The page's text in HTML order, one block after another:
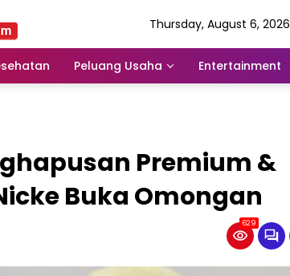
Thursday, August 6, 2026
Peluang Usaha Entertainment
Premium &
Buka Omongan
629